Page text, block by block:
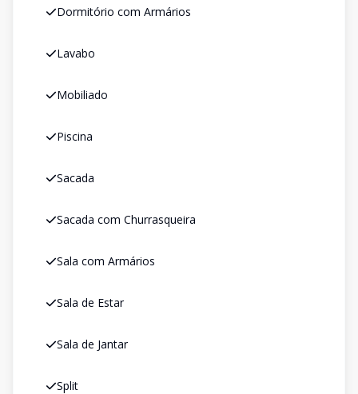
Dormitório com Armários
Lavabo
Mobiliado
Piscina
Sacada
Sacada com Churrasqueira
Sala com Armários
Sala de Estar
Sala de Jantar
Split